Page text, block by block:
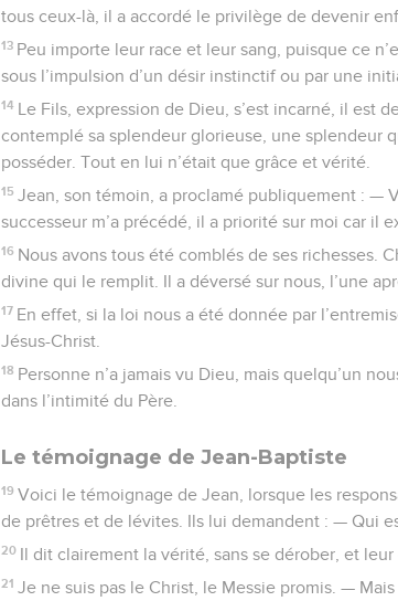
tous ceux-là, il a accordé le privilège de devenir
13 Peu importe leur race et leur sang, puisque ce
sous l’impulsion d’un désir instinctif ou par une
14 Le Fils, expression de Dieu, s’est incarné, il est
contemplé sa splendeur glorieuse, une splendeur
posséder. Tout en lui n’était que grâce et vérité.
15 Jean, son témoin, a proclamé publiquement : —
successeur m’a précédé, il a priorité sur moi car il
16 Nous avons tous été comblés de ses richesses.
divine qui le remplit. Il a déversé sur nous, l’une
17 En effet, si la loi nous a été donnée par
Jésus-Christ.
18 Personne n’a jamais vu Dieu, mais quelqu’un
dans l’intimité du Père.
Le témoignage de Jean-Baptiste
19 Voici le témoignage de Jean, lorsque les
de prêtres et de lévites. Ils lui demandent : — Qui
20 Il dit clairement la vérité, sans se dérober, et
21 Je ne suis pas le Christ, le Messie promis. —